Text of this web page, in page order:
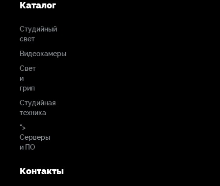
Каталог
Студийный
свет
Видеокамеры
Свет
и
грип
Студийная
техника
">
Серверы
и ПО
Контакты